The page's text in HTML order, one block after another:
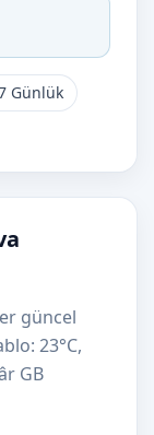
Günlük
güncel
23°C,
GB